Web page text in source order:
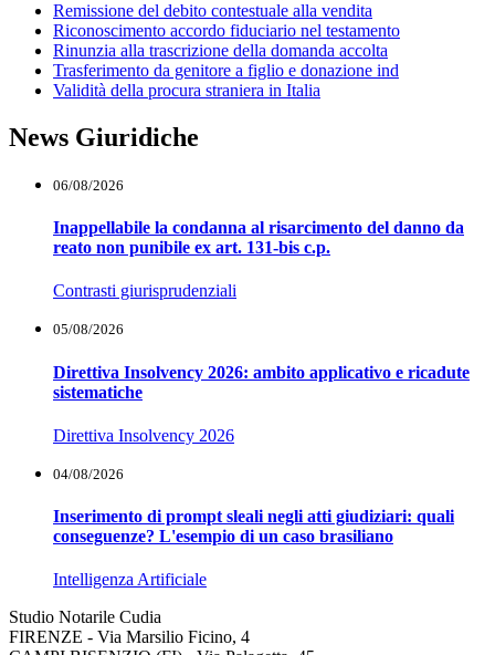
Remissione del debito contestuale alla vendita
Riconoscimento accordo fiduciario nel testamento
Rinunzia alla trascrizione della domanda accolta
Trasferimento da genitore a figlio e donazione ind
Validità della procura straniera in Italia
News Giuridiche
06/08/2026
Inappellabile la condanna al risarcimento del danno da
reato non punibile ex art. 131-bis c.p.
Contrasti giurisprudenziali
05/08/2026
Direttiva Insolvency 2026: ambito applicativo e ricadute
sistematiche
Direttiva Insolvency 2026
04/08/2026
Inserimento di prompt sleali negli atti giudiziari: quali
conseguenze? L'esempio di un caso brasiliano
Intelligenza Artificiale
Studio Notarile Cudia
FIRENZE - Via Marsilio Ficino, 4